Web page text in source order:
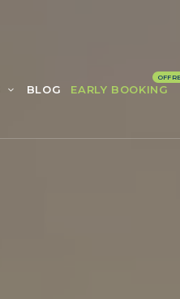
BLOG EARLY BOOKING